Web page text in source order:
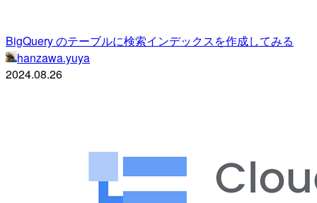
BigQuery のテーブルに検索インデックスを作成してみる
hanzawa.yuya
2024.08.26